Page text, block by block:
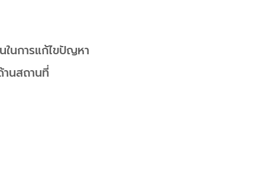
ในการแก้ไขปัญหา
นสถานที่